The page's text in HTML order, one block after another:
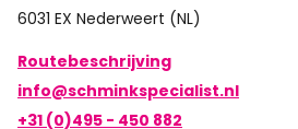
6031 EX Nederweert (NL)
Routebeschrijving
info@schminkspecialist.nl
+31 (0)495 - 450 882